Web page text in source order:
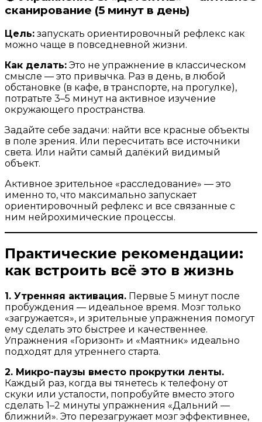
сканирование (5 минут в день)
Цель: запускать ориентировочный рефлекс как
можно чаще в повседневной жизни.
Как делать: Это не упражнение в классическом
смысле — это привычка. Раз в день, в любой
обстановке (в кафе, в транспорте, на прогулке),
потратьте 3–5 минут на активное изучение
окружающего пространства.
Задайте себе задачи: найти все красные объекты
в поле зрения. Или пересчитать все источники
света. Или найти самый далёкий видимый
объект.
Активное зрительное «расследование» — это
именно то, что максимально запускает
ориентировочный рефлекс и все связанные с
ним нейрохимические процессы.
Практические рекомендации:
как встроить всё это в жизнь
1. Утренняя активация. Первые 5 минут после
пробуждения — идеальное время. Мозг только
«загружается», и зрительные упражнения помогут
ему сделать это быстрее и качественнее.
Упражнения «Горизонт» и «Маятник» идеально
подходят для утреннего старта.
2. Микро-паузы вместо прокрутки ленты.
Каждый раз, когда вы тянетесь к телефону от
скуки или усталости, попробуйте вместо этого
сделать 1–2 минуты упражнения «Дальний —
ближний». Это перезагружает мозг эффективнее,